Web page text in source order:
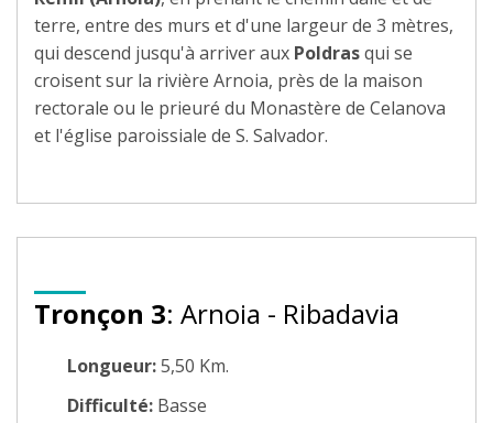
terre, entre des murs et d'une largeur de 3 mètres,
qui descend jusqu'à arriver aux Poldrasqui se
croisent sur la rivière Arnoia, près de la maison
rectorale ou le prieuré du Monastère de Celanova
et l'église paroissiale de S. Salvador.
Tronçon 3: Arnoia - Ribadavia
Longueur:5,50 Km.
Difficulté: Basse